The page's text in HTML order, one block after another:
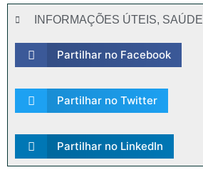
INFORMAÇÕES ÚTEIS, SAÚDE
Partilhar no Facebook
Partilhar no Twitter
Partilhar no LinkedIn